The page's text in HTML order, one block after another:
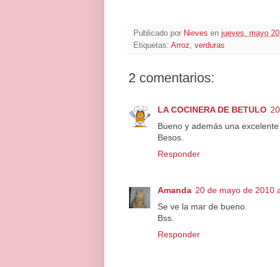
Publicado por Nieves en jueves, mayo
Etiquetas: Arroz verduras
2 comentarios:
LA COCINERA DE BETULO
Bueno y además una
Besos.
Responder
Amanda 20 de mayo de 2010
Se ve la mar de bueno.
Bss.
Responder